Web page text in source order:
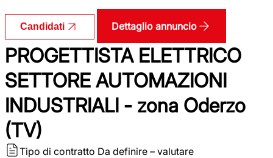
Candidati Dettaglio annuncio
PROGETTISTA ELETTRICO
SETTORE AUTOMAZIONI
INDUSTRIALI - zona Oderzo
(TV)
Tipo di contratto Da definire – valutare